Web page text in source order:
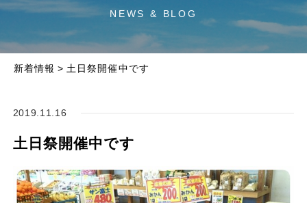
NEWS & BLOG
新着情報 > 土日祭開催中です
2019.11.16
土日祭開催中です